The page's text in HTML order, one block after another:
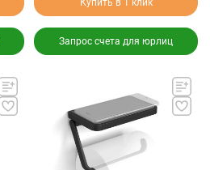
Купить в 1 клик
Запрос счета для юрлиц